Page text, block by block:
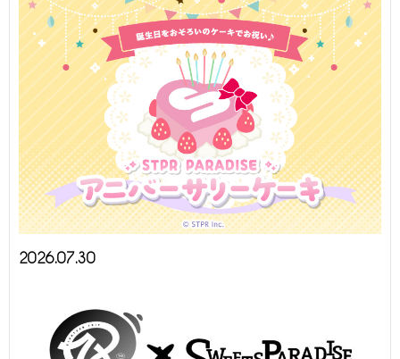
2026.07.30